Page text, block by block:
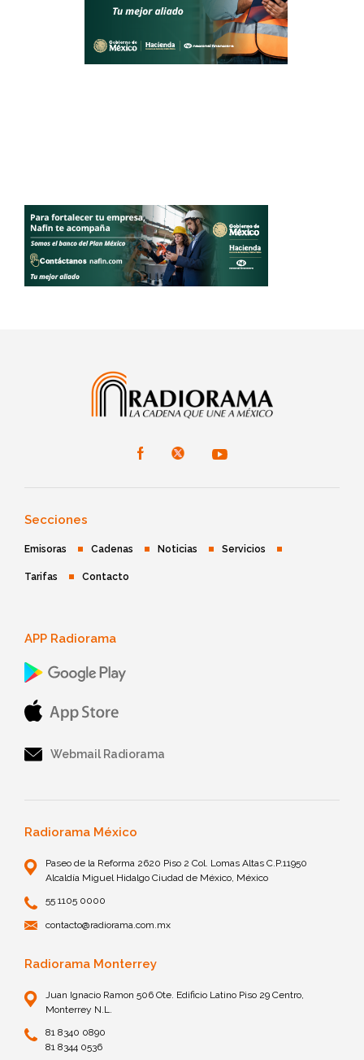
Secciones
Emisoras Cadenas Noticias Servicios
Tarifas Contacto
APP Radiorama
Webmail Radiorama
Radiorama México
Paseo de la Reforma 2620 Piso 2 Col. Lomas Altas C.P.11950
Alcaldía Miguel Hidalgo Ciudad de México, México
55 1105 0000
contacto@radiorama.com.mx
Radiorama Monterrey
Juan Ignacio Ramon 506 Ote. Edificio Latino Piso 29 Centro,
Monterrey N.L.
81 8340 0890
81 8344 0536